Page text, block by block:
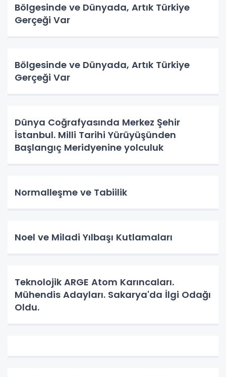
Bölgesinde ve Dünyada, Artık Türkiye
Gerçeği Var
Bölgesinde ve Dünyada, Artık Türkiye
Gerçeği Var
Dünya Coğrafyasında Merkez Şehir
İstanbul. Milli Tarihi Yürüyüşünden
Başlangıç Meridyenine yolculuk
Normalleşme ve Tabiilik
Noel ve Miladi Yılbaşı Kutlamaları
Teknolojik ARGE Atom Karıncaları.
Mühendis Adayları. Sakarya'da İlgi Odağı
Oldu.